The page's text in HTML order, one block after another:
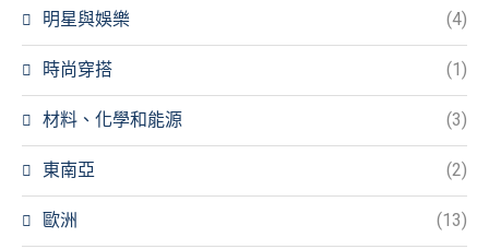
明星與娛樂 (4)
時尚穿搭 (1)
材料、化學和能源 (3)
東南亞 (2)
歐洲 (13)